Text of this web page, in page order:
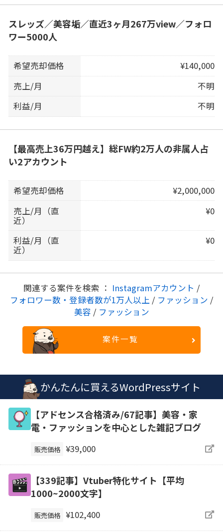
スレッズ／美容垢／直近3ヶ月267万view／フォロ
ワー5000人
希望売却価格
¥140,000
売上/月
不明
利益/月
不明
【最高売上36万円越え】総FW約2万人の非属人占
い2アカウント
希望売却価格
¥2,000,000
売上/月（直
近）
¥0
利益/月（直
近）
¥0
関連する案件を検索 ： Instagramアカウント /
フォロワー数・登録者数が1万人以上 / ファッション /
美容 / ファッション
案件一覧
かんたんに買えるWordPressサイト
【アドセンス合格済み/67記事】美容・家
電・ファッションを中心とした雑記ブログ
販売価格 ¥39,000
【339記事】Vtuber特化サイト【平均
1000~2000文字】
販売価格 ¥102,400